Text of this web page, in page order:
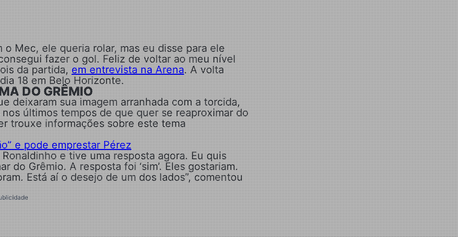
Mec, ele queria rolar, mas eu disse para ele
fazer o gol. Feliz de voltar ao meu nível
da partida,em entrevista na Arena. A volta
18 em Belo Horizonte.
DO GRÊMIO
deixaram sua imagem arranhada com a torcida,
últimos tempos de que quer se reaproximar do
trouxe informações sobre este tema
e pode emprestar Pérez
e tive uma resposta agora. Eu quis
do Grêmio. A resposta foi ‘sim’. Eles gostariam.
Está aí o desejo de um dos lados”, comentou